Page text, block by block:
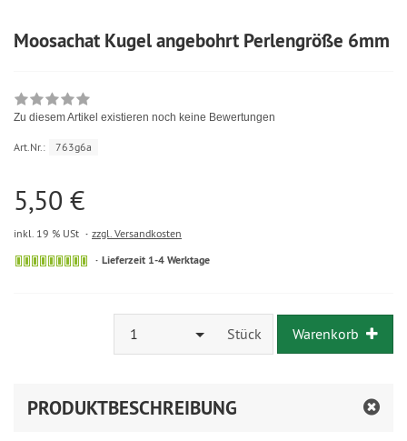
Moosachat Kugel angebohrt Perlengröße 6mm
Zu diesem Artikel existieren noch keine Bewertungen
Art.Nr.: 763g6a
5,50 €
inkl. 19 % USt zzgl. Versandkosten
Lieferzeit 1-4 Werktage
1 Stück Warenkorb
PRODUKTBESCHREIBUNG